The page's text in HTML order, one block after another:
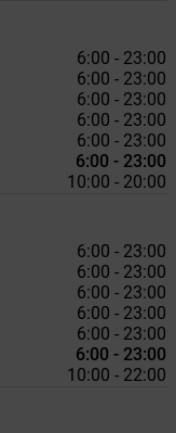
6:00 - 23:00
6:00 - 23:00
6:00 - 23:00
6:00 - 23:00
6:00 - 23:00
6:00 - 23:00
10:00 - 20:00
6:00 - 23:00
6:00 - 23:00
6:00 - 23:00
6:00 - 23:00
6:00 - 23:00
6:00 - 23:00
10:00 - 22:00